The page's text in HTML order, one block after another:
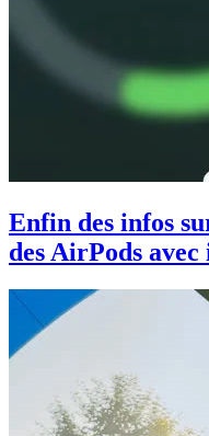
Enfin des infos
des AirPods avec